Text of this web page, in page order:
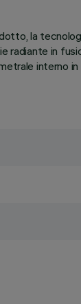
la
in
interno